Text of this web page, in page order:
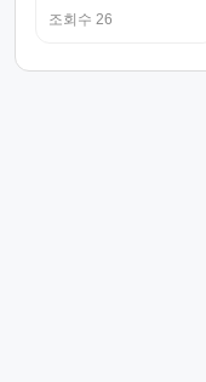
조회수 26